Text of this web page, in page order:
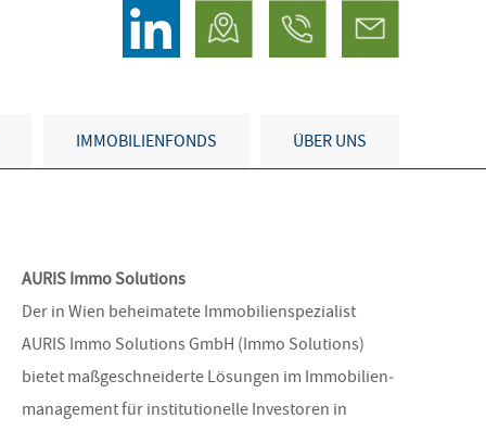
IMMOBILIENFONDS ÜBER UNS
AURIS Immo Solutions
Der in Wien beheimatete Immobilienspezialist
AURIS Immo Solutions GmbH (Immo Solutions)
bietet maßgeschneiderte Lösungen im Immobilien­
manage­ment für institutionelle Investoren in